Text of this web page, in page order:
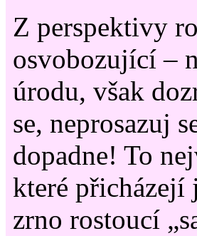
Z perspektivy
osvobozující –
úrodu, však
se, neprosazuj
dopadne! To
které přicházejí
zrno rostoucí